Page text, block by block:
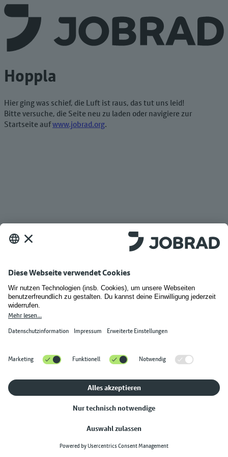
Hoppla
Hier ging was schief, die Luft ist raus, das tut uns leid!
Bitte versuche, die Seite neu zu laden oder navigiere zur
Startseite aufwww.jobrad.org.